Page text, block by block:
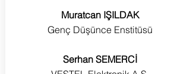
Muratcan IŞILDAK
Genç Düşünce Enstitüsü
Serhan SEMERCİ